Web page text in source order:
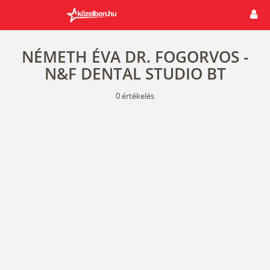
NÉMETH ÉVA DR. FOGORVOS -
N&F DENTAL STUDIO BT
0értékelés